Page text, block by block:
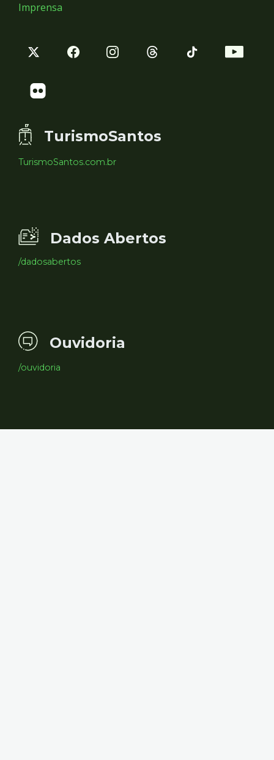
Imprensa
TurismoSantos
TurismoSantos.com.br
Dados Abertos
/dadosabertos
Ouvidoria
/ouvidoria